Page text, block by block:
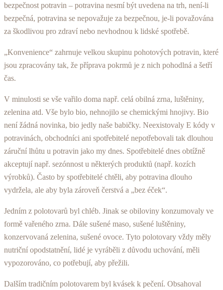
bezpečnost potravin – potravina nesmí být uvedena na trh, není-li
bezpečná, potravina se nepovažuje za bezpečnou, je-li považována
za škodlivou pro zdraví nebo nevhodnou k lidské spotřebě.
„Konvenience“ zahrnuje velkou skupinu pohotových potravin, které
jsou zpracovány tak, že příprava pokrmů je z nich pohodlná a šetří
čas.
V minulosti se vše vařilo doma např. celá obilná zrna, luštěniny,
zelenina atd. Vše bylo bio, nehnojilo se chemickými hnojivy. Bio
není žádná novinka, bio jedly naše babičky. Neexistovaly E kódy v
potravinách, ob­chodníci ani spotřebitelé nepotřebovali tak dlouhou
zá­ruční lhůtu u potravin jako my dnes. Spotřebitelé dnes obtížně
akceptují např. sezónnost u některých produk­tů (např. kozích
výrobků). Často by spotřebitelé chtěli, aby potravina dlouho
vydržela, ale aby byla zároveň čerstvá a „bez éček“.
Jedním z polotovarů byl chléb. Jinak se obiloviny kon­zumovaly ve
formě vařeného zrna. Dále sušené maso, sušené luštěniny,
konzervovaná zelenina, sušené ovoce. Tyto polotovary vždy měly
nutriční opodstatnění, lidé je vyráběli z důvodu uchování, měli
vypozorováno, co potřebují, aby přežili.
Dalším tradičním polotovarem byl kvásek k pečení. Obsahoval